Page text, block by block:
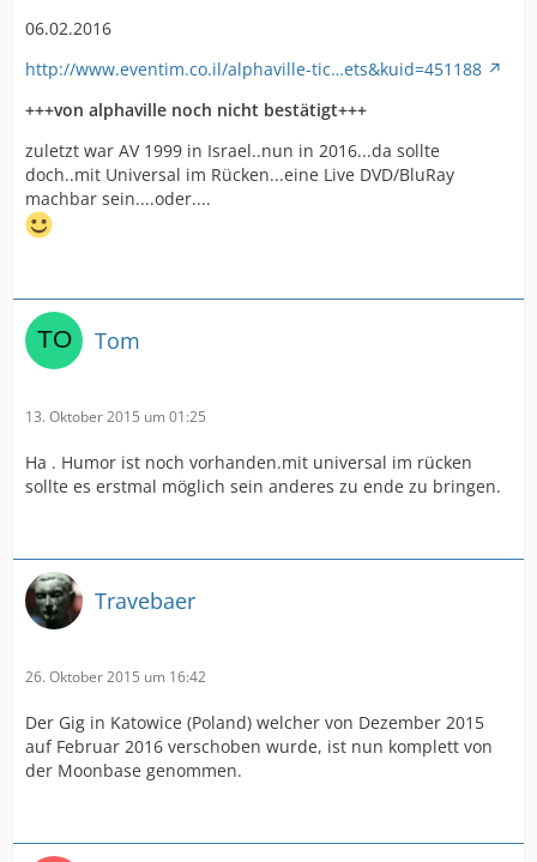
06.02.2016
http://www.eventim.co.il/alphaville-tic…ets&kuid=451188
+++von alphaville noch nicht bestätigt+++
zuletzt war AV 1999 in Israel..nun in 2016...da sollte
doch..mit Universal im Rücken...eine Live DVD/BluRay
machbar sein....oder....
Tom
13. Oktober 2015 um 01:25
Ha . Humor ist noch vorhanden.mit universal im rücken
sollte es erstmal möglich sein anderes zu ende zu bringen.
Travebaer
26. Oktober 2015 um 16:42
Der Gig in Katowice (Poland) welcher von Dezember 2015
auf Februar 2016 verschoben wurde, ist nun komplett von
der Moonbase genommen.